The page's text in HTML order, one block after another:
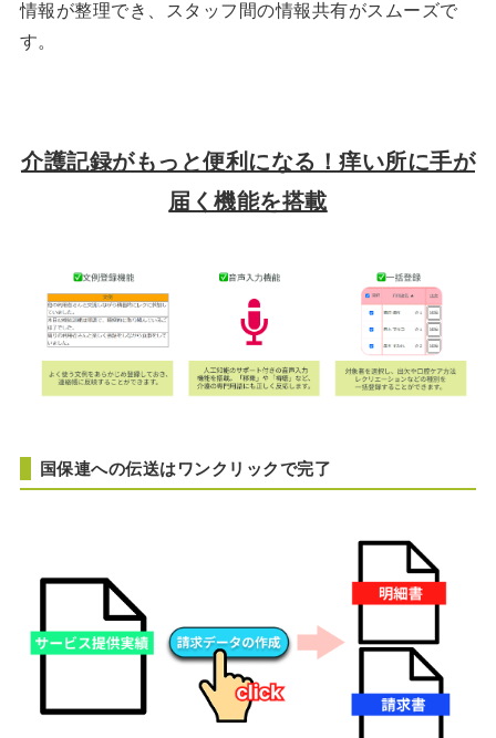
情報が整理でき、スタッフ間の情報共有がスムーズで
す。
介護記録がもっと便利になる！痒い所に手が
届く機能を搭載
国保連への伝送はワンクリックで完了